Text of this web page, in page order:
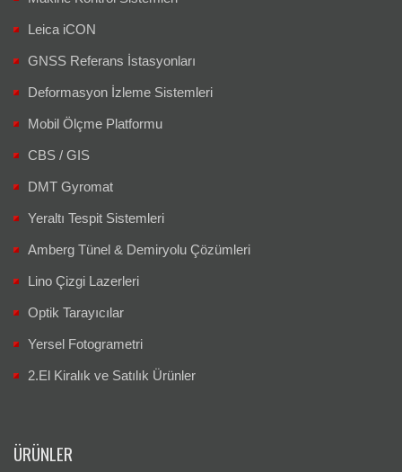
Leica iCON
GNSS Referans İstasyonları
Deformasyon İzleme Sistemleri
Mobil Ölçme Platformu
CBS / GIS
DMT Gyromat
Yeraltı Tespit Sistemleri
Amberg Tünel & Demiryolu Çözümleri
Lino Çizgi Lazerleri
Optik Tarayıcılar
Yersel Fotogrametri
2.El Kiralık ve Satılık Ürünler
ÜRÜNLER